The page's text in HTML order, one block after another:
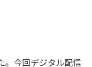
。今回デジタル配信